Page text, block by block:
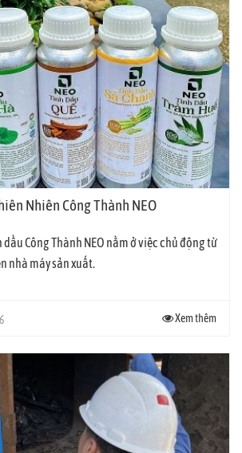
Nhiên Công Thành NEO
Công Thành NEO nằm ở việc chủ động từ
nhà máy sản xuất.
Xem thêm